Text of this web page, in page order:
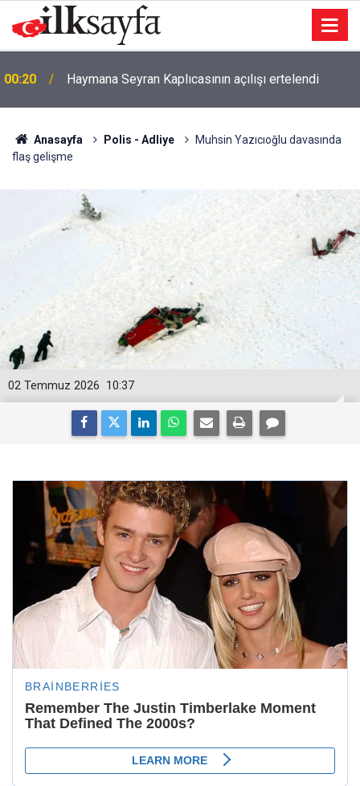
23:03 Şarkıcı Cansever hayatını kaybetti
Anasayfa Polis - Adliye
Muhsin Yazıcıoğlu davasında
flaş gelişme
10:37
02 Temmuz 2026